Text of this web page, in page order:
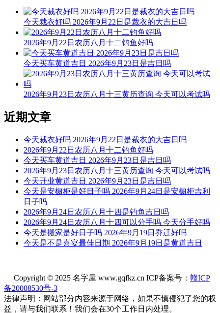
讼和出师。
诗云：
定可魁货及安床，结婚合和百代昌；安葬平基亦可用，不宜见
官说短长。
修造用之相无虑，粮解逢之都不良；入宅作灶莫大意，如有紫
薇亦无妨。
阳贵神：西北 月相：残月 岁破位：正北
财神：西南 月名：仲夏 太岁位：正南
今天不可以出行
根据该日的黄历信息分析可得，2026年7月12日的黄历“忌”中
有出行，因此2026年7月12日不可以出行，可能会有不好的影
响， 不利于出行的顺利进行，所以不推荐在2026年7月12日进
行出行这一事项，云玥取名网请您另外择日进行。
每日五行穿衣指南
【大吉色】绿色、青色、青绿、翠绿
被今天五行生。寓意容易得到贵人的帮助，事事顺心如意。人
缘和异性缘也会变得非常好，对身边的人来说显得格外有魅
【次吉色】黑色、蓝色
与今天五行同。寓意幸运眷顾，做事顺利，有助于合作和谈判
的进行，实现共赢。这是一个很好的机会，不要犹豫，勇敢迈
今天裁衣好吗 2026年9月22日是裁衣的大吉日吗
2026年9月22日农历八月十二钓鱼好吗
今天买车黄道吉日 2026年9月23日是吉日吗
2026年9月23日农历八月十三黄历查询 今天可以考试吗
近期文章
今天裁衣好吗 2026年9月22日是裁衣的大吉日吗
2026年9月22日农历八月十二钓鱼好吗
今天买车黄道吉日 2026年9月23日是吉日吗
2026年9月23日农历八月十三黄历查询 今天可以考试吗
今天开业黄道吉日 2026年9月23日是吉日吗
今天是安橱柜是好日子吗 2026年9月24日是安橱柜吉利
日子吗
2026年9月24日农历八月十四是钓鱼吉日吗
2026年9月24日农历八月十四可以分手吗 今天分手好吗
今天是搬家是好日子吗 2026年9月19日乔迁好吗
今天是不是喜宴最佳日期 2026年9月19日是黄道吉日
Copyright © 2025 名字屋 www.gqfkz.cn ICP备案号： 赣ICP
备20008530号-3
法律声明：网站部分内容来源于网络，如果不慎侵犯了您的权
益，请与我们联系！我们会在30个工作日内处理。